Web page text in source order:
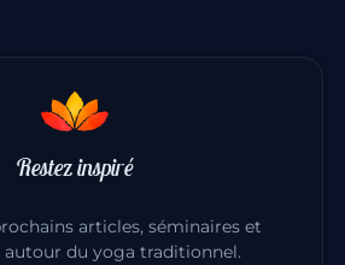
Restez inspiré
articles, séminaires et
autour du yoga traditionnel.